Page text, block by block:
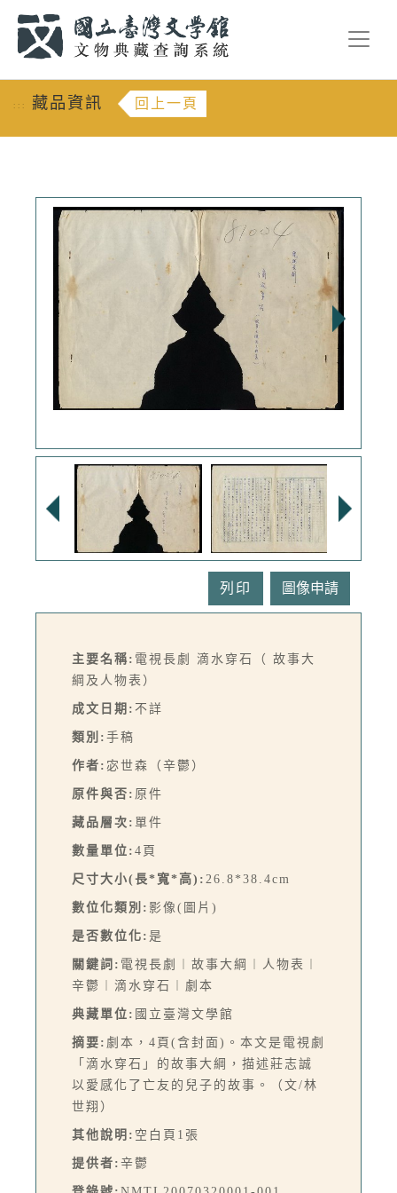
::: 藏品資訊 回上一頁
列印
主要名稱: 電視長劇 滴水穿石（ 故事大
綱及人物表）
成文日期: 不詳
類別: 手稿
作者: 宓世森（辛鬱）
原件與否: 原件
藏品層次: 單件
數量單位: 4頁
尺寸大小(長*寬*高): 26.8*38.4cm
數位化類別: 影像(圖片)
是否數位化: 是
關鍵詞: 電視長劇︱故事大綱︱人物表︱
辛鬱︱滴水穿石︱劇本
典藏單位: 國立臺灣文學館
摘要: 劇本，4頁(含封面)。本文是電視劇
「滴水穿石」的故事大綱，描述莊志誠
以愛感化了亡友的兒子的故事。（文/林
世翔）
其他說明: 空白頁1張
提供者: 辛鬱